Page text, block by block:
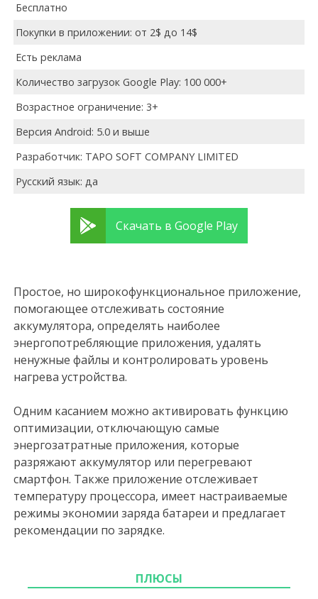
Бесплатно
Покупки в приложении: от 2$ до 14$
Есть реклама
Количество загрузок Google Play: 100 000+
Возрастное ограничение: 3+
Версия Android: 5.0 и выше
Разработчик: TAPO SOFT COMPANY LIMITED
Русский язык: да
Скачать в Google Play
Простое, но широкофункциональное приложение,
помогающее отслеживать состояние
аккумулятора, определять наиболее
энергопотребляющие приложения, удалять
ненужные файлы и контролировать уровень
нагрева устройства.
Одним касанием можно активировать функцию
оптимизации, отключающую самые
энергозатратные приложения, которые
разряжают аккумулятор или перегревают
смартфон. Также приложение отслеживает
температуру процессора, имеет настраиваемые
режимы экономии заряда батареи и предлагает
рекомендации по зарядке.
ПЛЮСЫ